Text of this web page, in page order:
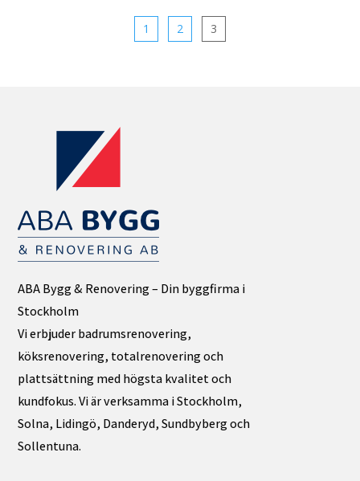
1 2 3
ABA Bygg & Renovering – Din byggfirma i
Stockholm
Vi erbjuder badrumsrenovering,
köksrenovering, totalrenovering och
plattsättning med högsta kvalitet och
kundfokus. Vi är verksamma i Stockholm,
Solna, Lidingö, Danderyd, Sundbyberg och
Sollentuna.